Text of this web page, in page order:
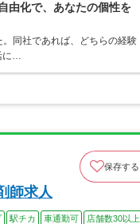
由化で、あなたの個性を
同社であれば、どちらの経験
に…
保存する
師求人
駅チカ 車通勤可
店舗数30以上